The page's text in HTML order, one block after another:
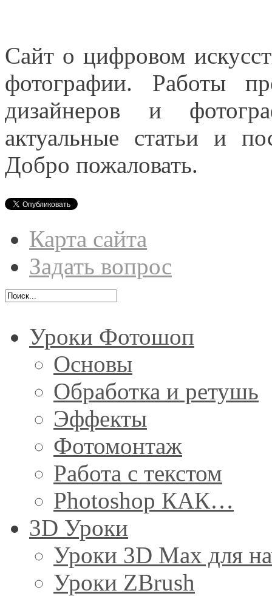
Сайт о цифровом
фотографии. Работы
дизайнеров и
актуальные статьи и
Добро пожаловать.
Карта сайта
Задать вопрос
Уроки Фотошоп
Основы
Обработка и ретушь
Эффекты
Фотомонтаж
Работа с текстом
Photoshop КАК…
3D Уроки
Уроки 3D Max для
Уроки ZBrush